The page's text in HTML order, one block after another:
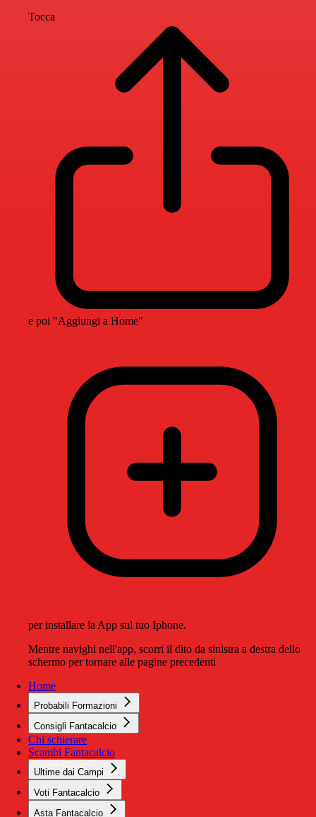
Tocca
e poi "Aggiungi a Home"
per installare la App sul tuo Iphone.
Mentre navighi nell'app, scorri il dito da sinistra a destra dello
schermo per tornare alle pagine precedenti
Home
Probabili Formazioni
Consigli Fantacalcio
Chi schierare
Scambi Fantacalcio
Ultime dai Campi
Voti Fantacalcio
Asta Fantacalcio